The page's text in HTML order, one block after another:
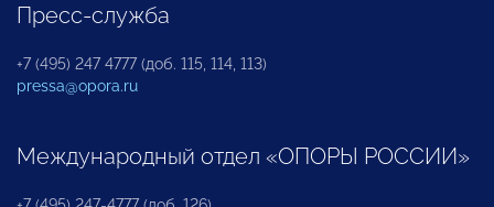
Пресс-служба
+7 (495) 247 4777 (доб. 115, 114, 113)
pressa@opora.ru
Международный отдел «ОПОРЫ РОССИИ»